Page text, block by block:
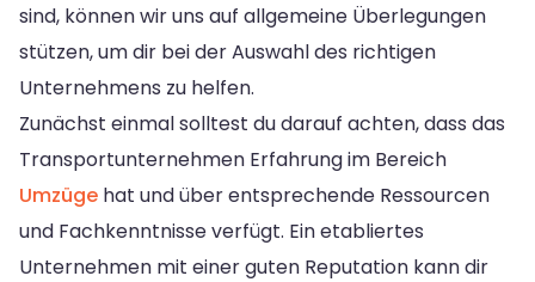
sind, können wir uns auf allgemeine Überlegungen
stützen, um dir bei der Auswahl des richtigen
Unternehmens zu helfen.
Zunächst einmal solltest du darauf achten, dass das
Transportunternehmen Erfahrung im Bereich
Umzüge hat und über entsprechende Ressourcen
und Fachkenntnisse verfügt. Ein etabliertes
Unternehmen mit einer guten Reputation kann dir